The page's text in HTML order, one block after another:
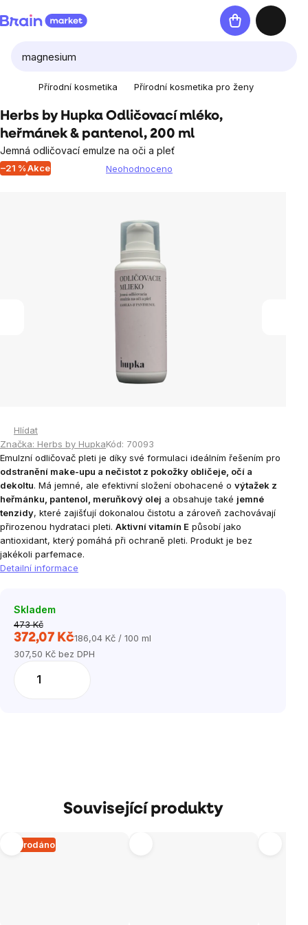
na
Nákupní
košík
Přírodní kosmetika Přírodní kosmetika pro ženy
Herbs by Hupka Odličovací mléko,
heřmánek & pantenol, 200 ml
Jemná odličovací emulze na oči a pleť
–21 %Akce
Průměrné
Neohodnoceno
Hlídat
Značka: Herbs by HupkaKód: 70093
Emulzní odličovač pleti je díky své formulaci ideálním řešením pro
odstranění make-upu a nečistot z pokožky obličeje, očí a
dekoltu. Má jemné, ale efektivní složení obohacené o výtažek z
heřmánku, pantenol, meruňkový olej a obsahuje také jemné
tenzidy, které zajišťují dokonalou čistotu a zároveň zachovávají
přirozenou hydrataci pleti. Aktivní vitamín E působí jako
antioxidant, který pomáhá při ochraně pleti. Produkt je bez
jakékoli parfemace.
Detailní informace
Skladem
473 Kč
372,07 Kč
307,50 Kč bez DPH
Měrná
cena:
186,04 Kč / 100 ml
Související produkty
Vyprodáno